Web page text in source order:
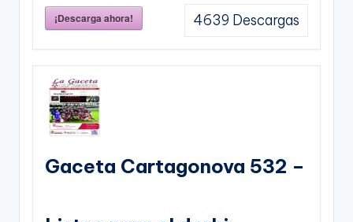
¡Descarga ahora! 4639 Descargas
Gaceta Cartagonova 532 –